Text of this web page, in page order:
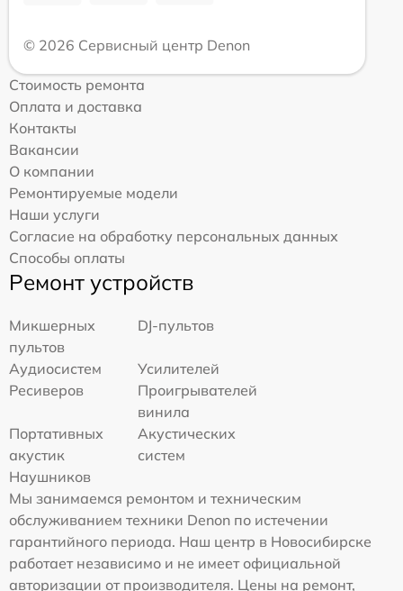
© 2026 Сервисный центр Denon
Стоимость ремонта
Оплата и доставка
Контакты
Вакансии
О компании
Ремонтируемые модели
Наши услуги
Согласие на обработку персональных данных
Способы оплаты
Ремонт устройств
Микшерных
пультов
DJ-пультов
Аудиосистем
Усилителей
Ресиверов
Проигрывателей
винила
Портативных
акустик
Акустических
систем
Наушников
Мы занимаемся ремонтом и техническим
обслуживанием техники Denon по истечении
гарантийного периода. Наш центр в Новосибирске
работает независимо и не имеет официальной
авторизации от производителя. Цены на ремонт,